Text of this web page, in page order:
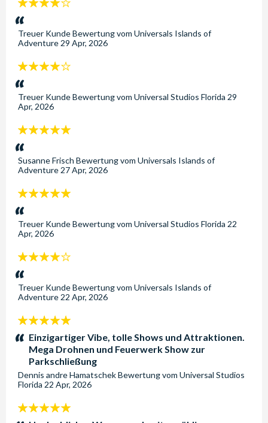
4
Sterne:
Treuer KundeBewertung vom Universals Islands of
Adventure 29 Apr, 2026
4
Sterne:
Treuer KundeBewertung vom Universal Studios Florida 29
Apr, 2026
5
Sterne:
Susanne Frisch Bewertung vom Universals Islands of
Adventure 27 Apr, 2026
5
Sterne:
Treuer KundeBewertung vom Universal Studios Florida 22
Apr, 2026
4
Sterne:
Treuer KundeBewertung vom Universals Islands of
Adventure 22 Apr, 2026
5
Sterne:Einzigartiger Vibe, tolle Shows und Attraktionen.
Mega Drohnen und Feuerwerk Show zur
Parkschließung
Dennis andre HamatschekBewertung vom Universal Studios
Florida 22 Apr, 2026
5
Sterne: